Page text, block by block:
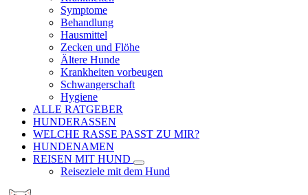
Symptome
Behandlung
Hausmittel
Zecken und Flöhe
Ältere Hunde
Krankheiten vorbeugen
Schwangerschaft
Hygiene
ALLE RATGEBER
HUNDERASSEN
WELCHE RASSE PASST ZU MIR?
HUNDENAMEN
REISEN MIT HUND
Reiseziele mit dem Hund